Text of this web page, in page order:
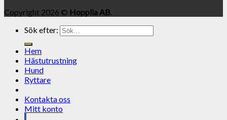
Copyright 2026 © Hopplia AB.
Sök efter:
Hem
Hästutrustning
Hund
Ryttare
Kontakta oss
Mitt konto